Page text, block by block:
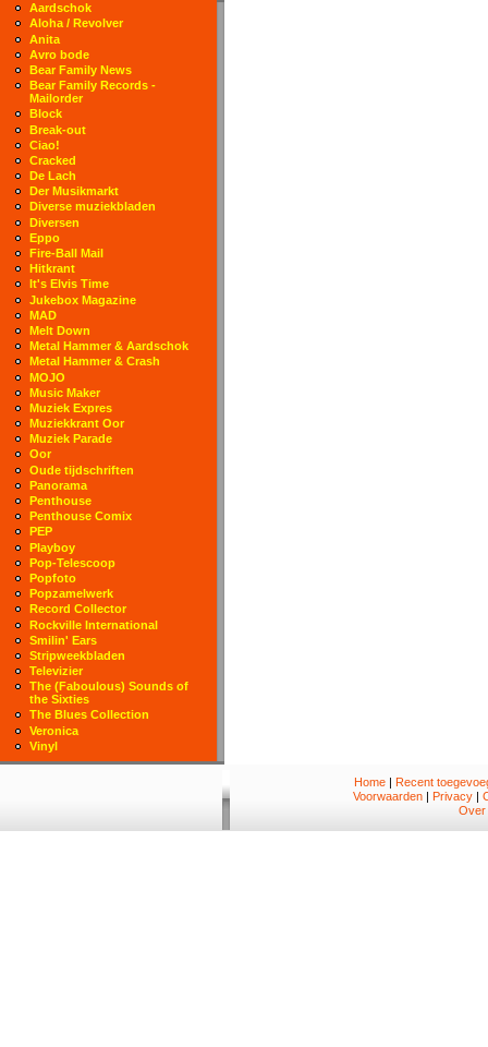
Aardschok
Aloha / Revolver
Anita
Avro bode
Bear Family News
Bear Family Records -
Mailorder
Block
Break-out
Ciao!
Cracked
De Lach
Der Musikmarkt
Diverse muziekbladen
Diversen
Eppo
Fire-Ball Mail
Hitkrant
It's Elvis Time
Jukebox Magazine
MAD
Melt Down
Metal Hammer & Aardschok
Metal Hammer & Crash
MOJO
Music Maker
Muziek Expres
Muziekkrant Oor
Muziek Parade
Oor
Oude tijdschriften
Panorama
Penthouse
Penthouse Comix
PEP
Playboy
Pop-Telescoop
Popfoto
Popzamelwerk
Record Collector
Rockville International
Smilin' Ears
Stripweekbladen
Televizier
The (Faboulous) Sounds of
the Sixties
The Blues Collection
Veronica
Vinyl
Home| Recent
Voorwaarden | Privacy |
Over